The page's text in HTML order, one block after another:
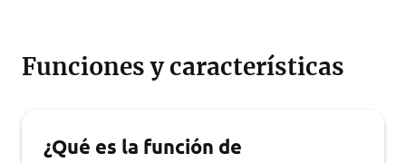
Funciones y características
¿Qué es la función de